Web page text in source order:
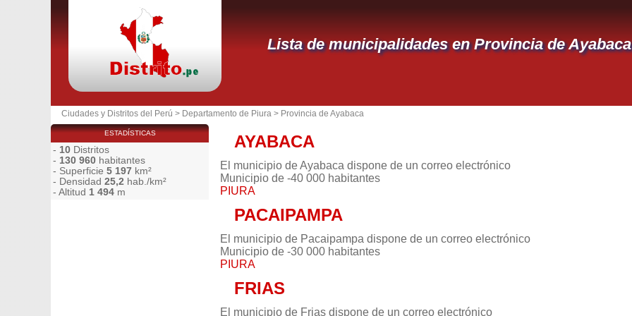
Lista de municipalidades en Provincia de Ayabaca
Ciudades y Distritos del Perú > Departamento de Piura > Provincia de Ayabaca
AYABACA
El municipio de Ayabaca dispone de un correo electrónico
Municipio de -40 000 habitantes
PIURA
PACAIPAMPA
El municipio de Pacaipampa dispone de un correo electrónico
Municipio de -30 000 habitantes
PIURA
FRIAS
El municipio de Frias dispone de un correo electrónico
ESTADÍSTICAS
- 10 Distritos
- 130 960 habitantes
- Superficie 5 197 km²
- Densidad 25,2 hab./km²
- Altitud 1 494 m